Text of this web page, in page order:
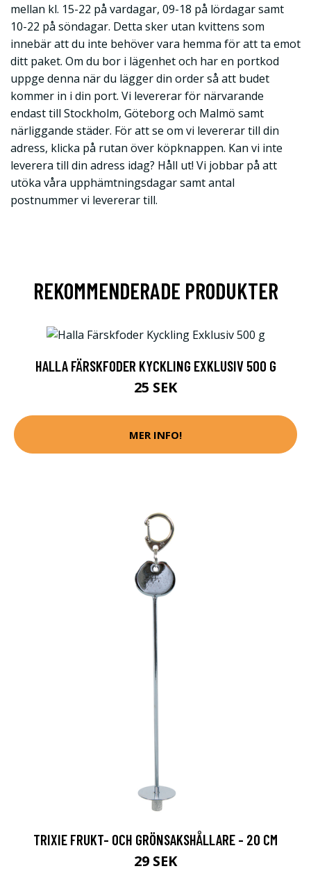
mellan kl. 15-22 på vardagar, 09-18 på lördagar samt
10-22 på söndagar. Detta sker utan kvittens som
innebär att du inte behöver vara hemma för att ta emot
ditt paket. Om du bor i lägenhet och har en portkod
uppge denna när du lägger din order så att budet
kommer in i din port. Vi levererar för närvarande
endast till Stockholm, Göteborg och Malmö samt
närliggande städer. För att se om vi levererar till din
adress, klicka på rutan över köpknappen. Kan vi inte
leverera till din adress idag? Håll ut! Vi jobbar på att
utöka våra upphämtningsdagar samt antal
postnummer vi levererar till.
REKOMMENDERADE PRODUKTER
HALLA FÄRSKFODER KYCKLING EXKLUSIV 500 G
25 SEK
MER INFO!
TRIXIE FRUKT- OCH GRÖNSAKSHÅLLARE - 20 CM
29 SEK